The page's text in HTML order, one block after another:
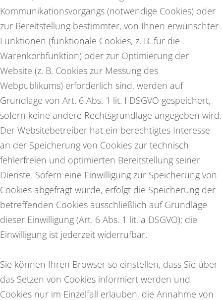
Kommunikationsvorgangs (notwendige Cookies) oder
zur Bereitstellung bestimmter, von Ihnen erwünschter
Funktionen (funktionale Cookies, z. B. für die
Warenkorbfunktion) oder zur Optimierung der
Website (z. B. Cookies zur Messung des
Webpublikums) erforderlich sind, werden auf
Grundlage von Art. 6 Abs. 1 lit. f DSGVO gespeichert,
sofern keine andere Rechtsgrundlage angegeben wird.
Der Websitebetreiber hat ein berechtigtes Interesse
an der Speicherung von Cookies zur technisch
fehlerfreien und optimierten Bereitstellung seiner
Dienste. Sofern eine Einwilligung zur Speicherung von
Cookies abgefragt wurde, erfolgt die Speicherung der
betreffenden Cookies ausschließlich auf Grundlage
dieser Einwilligung (Art. 6 Abs. 1 lit. a DSGVO); die
Einwilligung ist jederzeit widerrufbar.
Sie können Ihren Browser so einstellen, dass Sie über
das Setzen von Cookies informiert werden und
Cookies nur im Einzelfall erlauben, die Annahme von